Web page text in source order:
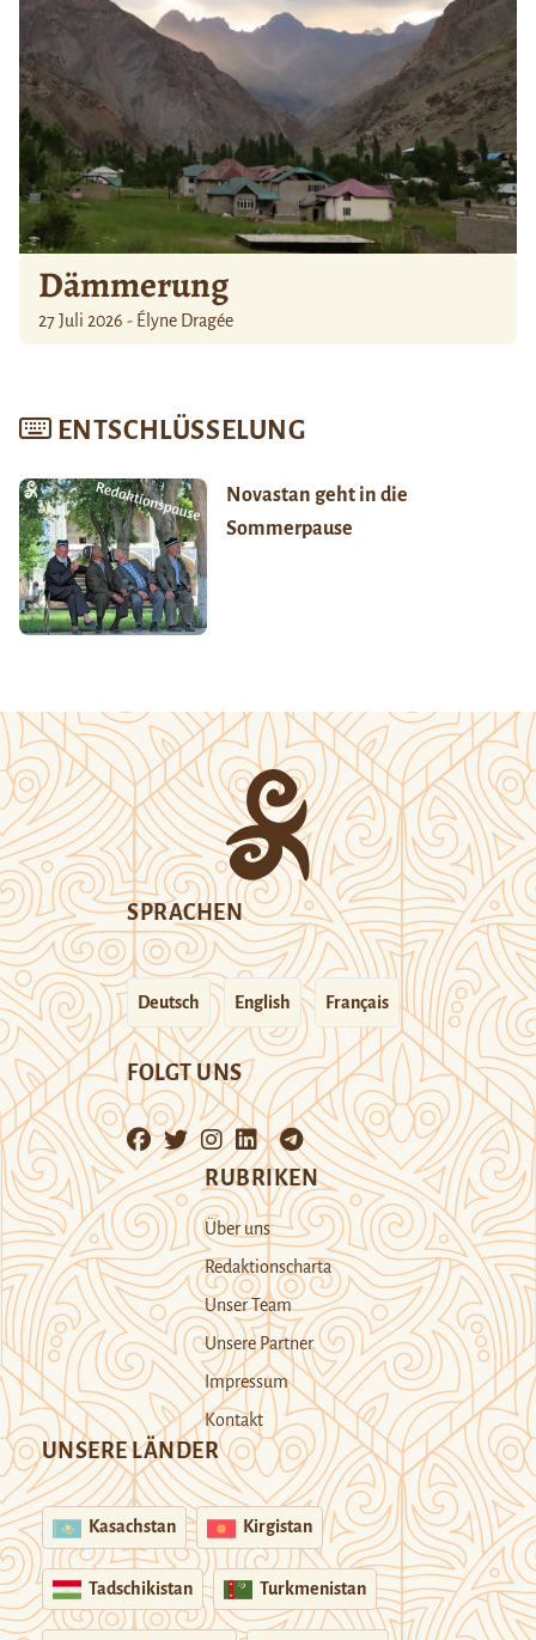
Dämmerung
27 Juli 2026 - Élyne Dragée
ENTSCHLÜSSELUNG
Novastan geht in die
Sommerpause
SPRACHEN
Deutsch English Français
FOLGT UNS
RUBRIKEN
Über uns
Redaktionscharta
Unser Team
Unsere Partner
Impressum
Kontakt
UNSERE LÄNDER
Kasachstan Kirgistan
Tadschikistan Turkmenistan